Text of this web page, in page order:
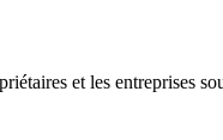
et les entreprises